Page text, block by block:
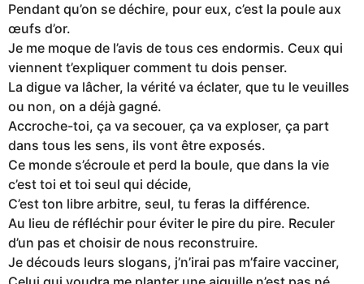
Pendant qu’on se déchire, pour eux, c’est la poule aux
œufs d’or.
Je me moque de l’avis de tous ces endormis. Ceux qui
viennent t’expliquer comment tu dois penser.
La digue va lâcher, la vérité va éclater, que tu le veuilles
ou non, on a déjà gagné.
Accroche-toi, ça va secouer, ça va exploser, ça part
dans tous les sens, ils vont être exposés.
Ce monde s’écroule et perd la boule, que dans la vie
c’est toi et toi seul qui décide,
C’est ton libre arbitre, seul, tu feras la différence.
Au lieu de réfléchir pour éviter le pire du pire. Reculer
d’un pas et choisir de nous reconstruire.
Je découds leurs slogans, j’n’irai pas m’faire vacciner,